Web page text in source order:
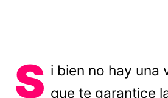
S i bien no hay una
que te garantice